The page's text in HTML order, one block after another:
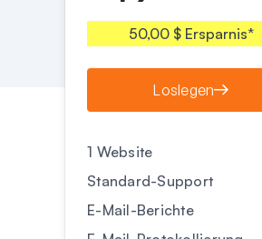
50,00 $ Ersparnis*
Loslegen
1 Website
Standard-Support
E-Mail-Berichte